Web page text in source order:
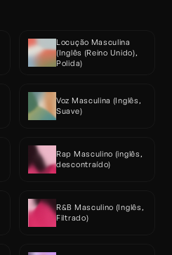
Locução Masculina
(Inglês (Reino Unido),
Polida)
Voz Masculina (Inglês,
Suave)
Rap Masculino (inglês,
descontraído)
R&B Masculino (Inglês,
Filtrado)